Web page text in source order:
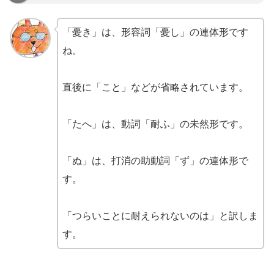
「憂き」は、形容詞「憂し」の連体形です
ね。
直後に「こと」などが省略されています。
「たへ」は、動詞「耐ふ」の未然形です。
「ぬ」は、打消の助動詞「ず」の連体形で
す。
「つらいことに耐えられないのは」と訳しま
す。